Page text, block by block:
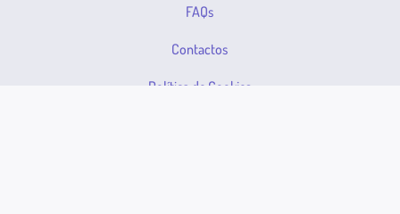
FAQs
Contactos
Política de Cookies